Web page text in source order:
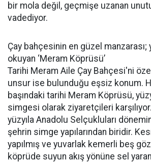
bir mola değil, geçmişe uzanan
vadediyor.
Çay bahçesinin en güzel manzarası;
okuyan ‘Meram Köprüsü’
Tarihi Meram Aile Çay Bahçesi'ni
unsur ise bulunduğu eşsiz konum.
başındaki tarihi Meram Köprüsü,
simgesi olarak ziyaretçileri
yüzyıla Anadolu Selçukluları
şehrin simge yapılarından biridir.
yapılmış ve yuvarlak kemerli beş
köprüde suyun akış yönüne sel